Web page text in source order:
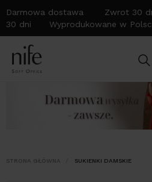
Darmowa dostawa Zwrot 30
30 dni Wyprodukowane w
STRONA GŁÓWNA SUKIENKI DAMSKIE